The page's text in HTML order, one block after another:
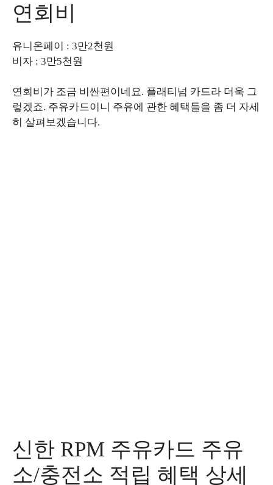
연회비
유니온페이 : 3만2천원
비자 : 3만5천원
연회비가 조금 비싼편이네요. 플래티넘 카드라 더욱 그
렇겠죠. 주유카드이니 주유에 관한 혜택들을 좀 더 자세
히 살펴보겠습니다.
신한 RPM 주유카드 주유
소/충전소 적립 혜택 상세